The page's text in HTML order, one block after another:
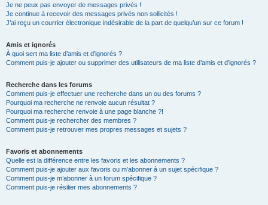
Je ne peux pas envoyer de messages privés !
Je continue à recevoir des messages privés non sollicités !
J’ai reçu un courrier électronique indésirable de la part de quelqu’un sur ce forum !
Amis et ignorés
À quoi sert ma liste d’amis et d’ignorés ?
Comment puis-je ajouter ou supprimer des utilisateurs de ma liste d’amis et d’ignorés ?
Recherche dans les forums
Comment puis-je effectuer une recherche dans un ou des forums ?
Pourquoi ma recherche ne renvoie aucun résultat ?
Pourquoi ma recherche renvoie à une page blanche ?!
Comment puis-je rechercher des membres ?
Comment puis-je retrouver mes propres messages et sujets ?
Favoris et abonnements
Quelle est la différence entre les favoris et les abonnements ?
Comment puis-je ajouter aux favoris ou m’abonner à un sujet spécifique ?
Comment puis-je m’abonner à un forum spécifique ?
Comment puis-je résilier mes abonnements ?